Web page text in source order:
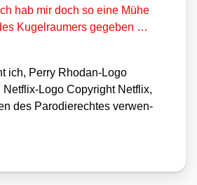
hab mir doch so eine Mühe
Kugel­raum­ers gege­ben …
ich, Per­ry Rho­dan-Logo
Net­flix-Logo Copy­right Net­flix,
des Par­odie­rech­tes ver­wen­